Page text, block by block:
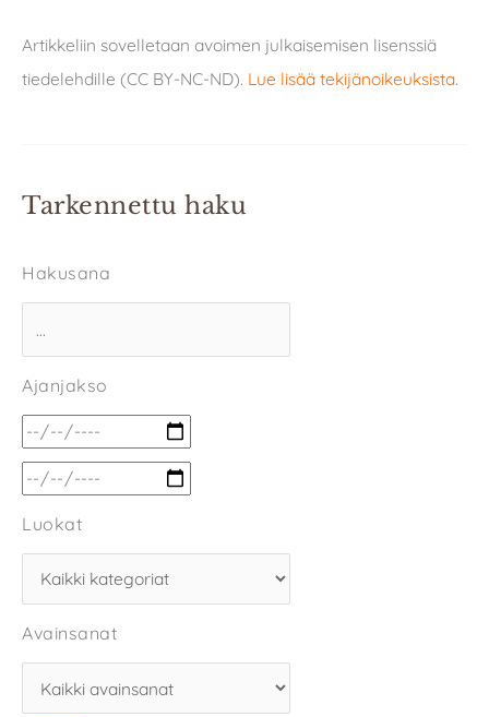
Artikkeliin sovelletaan avoimen julkaisemisen lisenssiä
tiedelehdille (CC BY-NC-ND). Lue lisää tekijänoikeuksista.
Tarkennettu haku
Hakusana
Ajanjakso
Luokat
Avainsanat